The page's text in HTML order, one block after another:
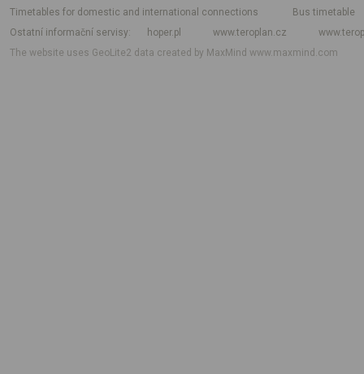
Timetables for domestic and international connections
Bus timetable
Ostatní informační servisy
hoper.pl www.teroplan.cz
The website uses GeoLite2 data created by MaxMindwww.maxmind.com